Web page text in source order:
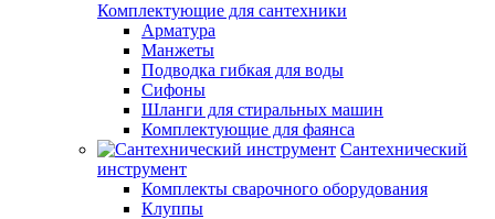
Комплектующие для сантехники
Арматура
Манжеты
Подводка гибкая для воды
Сифоны
Шланги для стиральных машин
Комплектующие для фаянса
Сантехнический
инструмент
Комплекты сварочного оборудования
Клуппы